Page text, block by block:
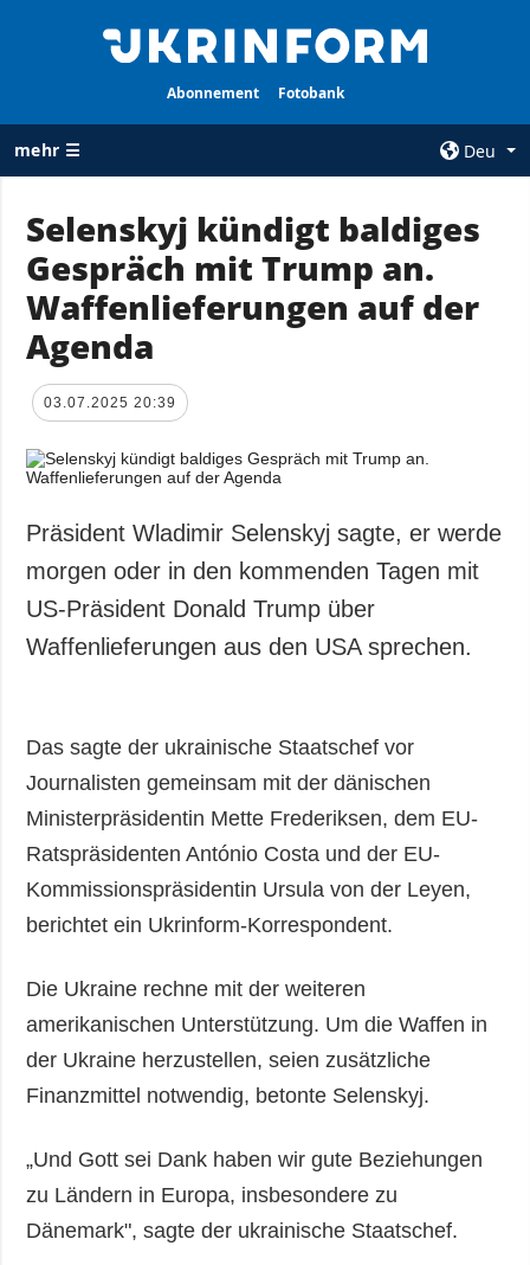
Abonnement Fotobank
mehr ☰
Deu
ALLE
RUBRIKEN
Krieg
Wiederaufbau
der Ukraine
Politik
Wirtschaft
Gesellschaft und
Kultur
Sport
Kriminalität
AGENTUR
Über uns
und zum Schutz
ZUSÄTZLICH
Veröffentlichungen
Interview
Fotos
LEISTUNGEN
Abonnement
Fotobank
Selenskyj kündigt baldiges
Gespräch mit Trump an.
Waffenlieferungen auf der
Agenda
03.07.2025 20:39
Präsident Wladimir Selenskyj sagte, er werde
morgen oder in den kommenden Tagen mit
US-Präsident Donald Trump über
Waffenlieferungen aus den USA sprechen.
Das sagte der ukrainische Staatschef vor
Journalisten gemeinsam mit der dänischen
Ministerpräsidentin Mette Frederiksen, dem EU-
Ratspräsidenten António Costa und der EU-
Kommissionspräsidentin Ursula von der Leyen,
berichtet ein Ukrinform-Korrespondent.
Die Ukraine rechne mit der weiteren
amerikanischen Unterstützung. Um die Waffen in
der Ukraine herzustellen, seien zusätzliche
Finanzmittel notwendig, betonte Selenskyj.
„Und Gott sei Dank haben wir gute Beziehungen
zu Ländern in Europa, insbesondere zu
Dänemark", sagte der ukrainische Staatschef.